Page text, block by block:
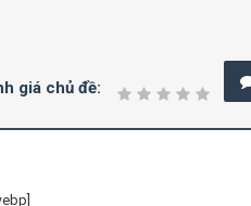
giá chủ đề: